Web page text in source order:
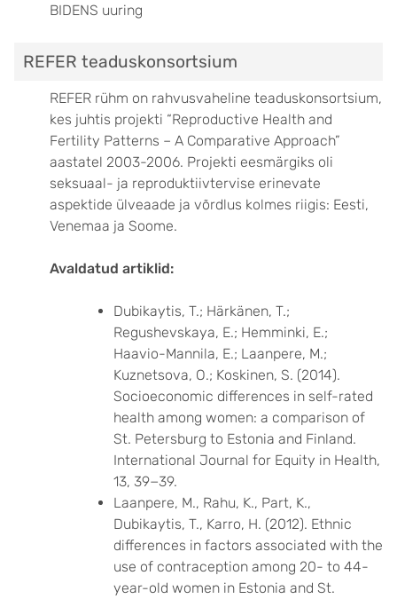
BIDENS uuring
REFER teaduskonsortsium
REFER rühm on rahvusvaheline teaduskonsortsium,
kes juhtis projekti “Reproductive Health and
Fertility Patterns – A Comparative Approach”
aastatel 2003-2006. Projekti eesmärgiks oli
seksuaal- ja reproduktiivtervise erinevate
aspektide ülveaade ja võrdlus kolmes riigis: Eesti,
Venemaa ja Soome.
Avaldatud artiklid:
Dubikaytis, T.; Härkänen, T.;
Regushevskaya, E.; Hemminki, E.;
Haavio-Mannila, E.; Laanpere, M.;
Kuznetsova, O.; Koskinen, S. (2014).
Socioeconomic differences in self-rated
health among women: a comparison of
St. Petersburg to Estonia and Finland.
International Journal for Equity in Health,
13, 39−39.
Laanpere, M., Rahu, K., Part, K.,
Dubikaytis, T., Karro, H. (2012). Ethnic
differences in factors associated with the
use of contraception among 20- to 44-
year-old women in Estonia and St.